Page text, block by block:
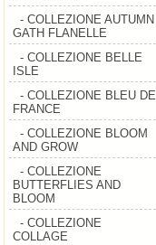
- COLLEZIONE AUTUMN
GATH FLANELLE
- COLLEZIONE BELLE
ISLE
- COLLEZIONE BLEU DE
FRANCE
- COLLEZIONE BLOOM
AND GROW
- COLLEZIONE
BUTTERFLIES AND
BLOOM
- COLLEZIONE
COLLAGE